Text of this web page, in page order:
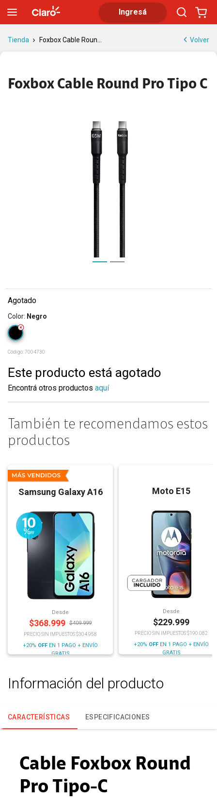
Ingresá
Tienda Foxbox Cable Roun... Volver
Foxbox Cable Round Pro Tipo C
Agotado
Color: Negro
Código:7004730
Este producto está agotado
Encontrá otros productos aquí
También te recomendamos estos
productos
Samsung Galaxy A16
Desde
$368.999 $409.999
PRECIO SIN IMPUESTOS $304.958
+20% OFF EN 1 PAGO + ENVÍO
GRATIS
Moto E15
Desde
$229.999
PRECIO SIN IMPUESTOS $190.082
+20% OFF EN 1 PAGO + ENVÍO
GRATIS
Información del producto
CARACTERÍSTICAS ESPECIFICACIONES
Cable Foxbox Round
Pro Tipo-C
Cable Tipo C Foxbox Round Pro | Tienda Claro